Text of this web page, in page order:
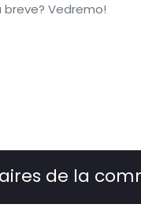
breve? Vedremo!
de la